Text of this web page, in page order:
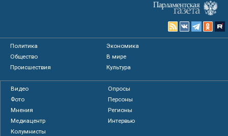
Политика
Экономика
Общество
В мире
Происшествия
Культура
Видео
Опросы
Фото
Персоны
Мнения
Регионы
Медиацентр
Интервью
Колумнисты